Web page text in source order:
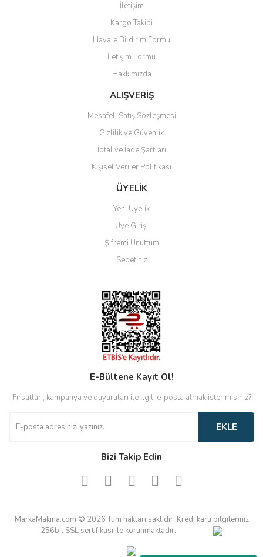
Ürün resmi kalitesiz, bozuk veya görüntülenemiyor.
Ürün açıklamasında eksik bilgiler bulunuyor.
Ürün bilgilerinde hatalar bulunuyor.
Gönder
İletişim
Kargo Takibi
Havale Bildirim Formu
İletişim Formu
Hakkımızda
ALIŞVERİŞ
Mesafeli Satış Sözleşmesi
Gizlilik ve Güvenlik
İptal ve İade Şartları
Kişisel Veriler Politikası
ÜYELİK
Yeni Üyelik
Üye Girişi
Şifremi Unuttum
Sepetiniz
E-Bültene Kayıt Ol!
Fırsatları, kampanya ve duyuruları ile ilgili e-posta almak ister misiniz?
EKLE
Bizi Takip Edin
MarkaMakina.com © 2026 Tüm hakları saklıdır. Kredi kartı bilgileriniz
256bit SSL sertifikası ile korunmaktadır.